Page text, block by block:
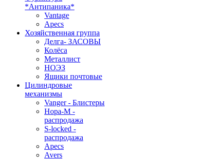
*Антипаника*
Vantage
Apecs
Хозяйственная группа
Делга- ЗАСОВЫ
Колёса
Металлист
НОЭЗ
Ящики почтовые
Цилиндровые
механизмы
Vanger - Блистеры
Нора-М -
распродажа
S-locked -
распродажа
Apecs
Avers